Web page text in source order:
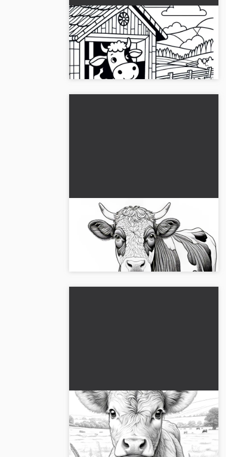
Ko kigger gennem vinduet i en
lade: Enkel udmalingsbillede
(Gratis)
Hent et gratis malebillede af en ko i en
lade. Start nu, download det!...
Detaljeret malebillede af en ko:
Gratis til download
Malebillede af en ko i høj kvalitet.
Download gratis nu og farvelæg online!...
Ko på græsmark: Detaljeret
malebog (Gratis)
Hent den gratis malebog af en ko på
marken. Download nu og farvelæg!...